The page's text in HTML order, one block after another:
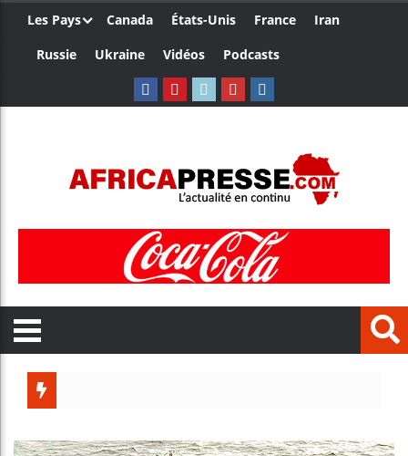
Les Pays Canada États-Unis France
Iran
Russie
Ukraine Vidéos Podcasts